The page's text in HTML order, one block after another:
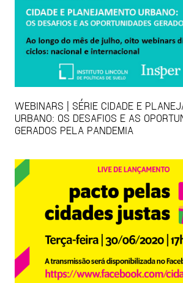
WEBINARS | SÉRIE CIDADE E
URBANO: OS DESAFIOS E AS
GERADOS PELA PANDEMIA